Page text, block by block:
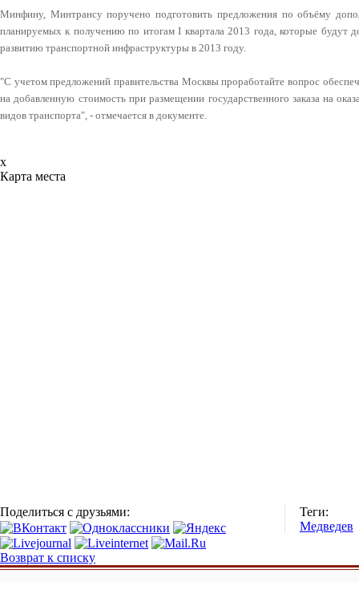
Минфину, Минтрансу поручено подготовить предложения по объёму
планируемых к получению по итогам I квартала 2013 года, которые будут
развитию транспортной инфраструктуры в 2013 году.
"С учетом предложений правительства Москвы проработайте вопрос
на добавленную стоимость при размещении государственного заказа на
видов транспорта", - отмечается в документе.
x
Карта места
Поделиться с друзьями:
Теги:
Медведев
Возврат к списку